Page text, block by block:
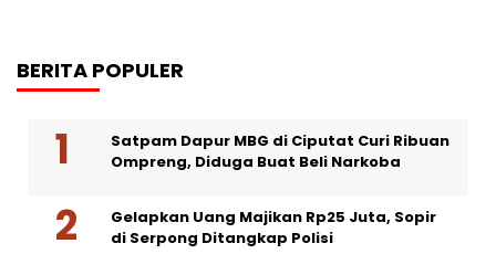
BERITA POPULER
Satpam Dapur MBG di Ciputat Curi Ribuan
Ompreng, Diduga Buat Beli Narkoba
Gelapkan Uang Majikan Rp25 Juta, Sopir
di Serpong Ditangkap Polisi